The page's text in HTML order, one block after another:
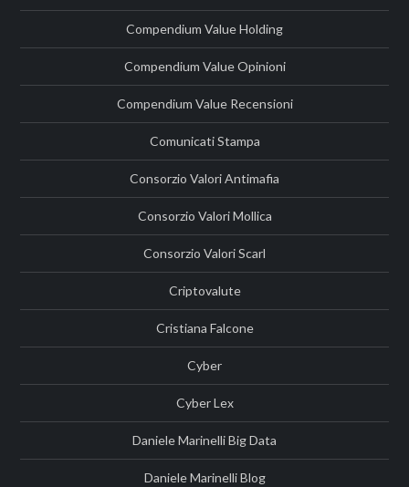
Compendium Value Holding
Compendium Value Opinioni
Compendium Value Recensioni
Comunicati Stampa
Consorzio Valori Antimafia
Consorzio Valori Mollica
Consorzio Valori Scarl
Criptovalute
Cristiana Falcone
Cyber
Cyber Lex
Daniele Marinelli Big Data
Daniele Marinelli Blog